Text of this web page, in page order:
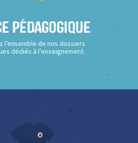
Pédagogique
l’ensemble de nos dossiers
dédiés à l’enseignement.